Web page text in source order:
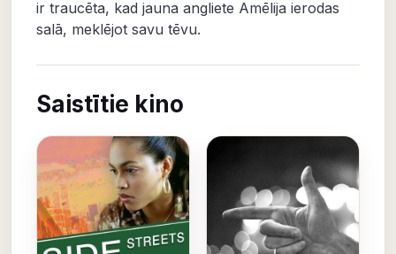
ir traucēta, kad jauna angliete Amēlija ierodas
salā, meklējot savu tēvu.
Saistītie kino